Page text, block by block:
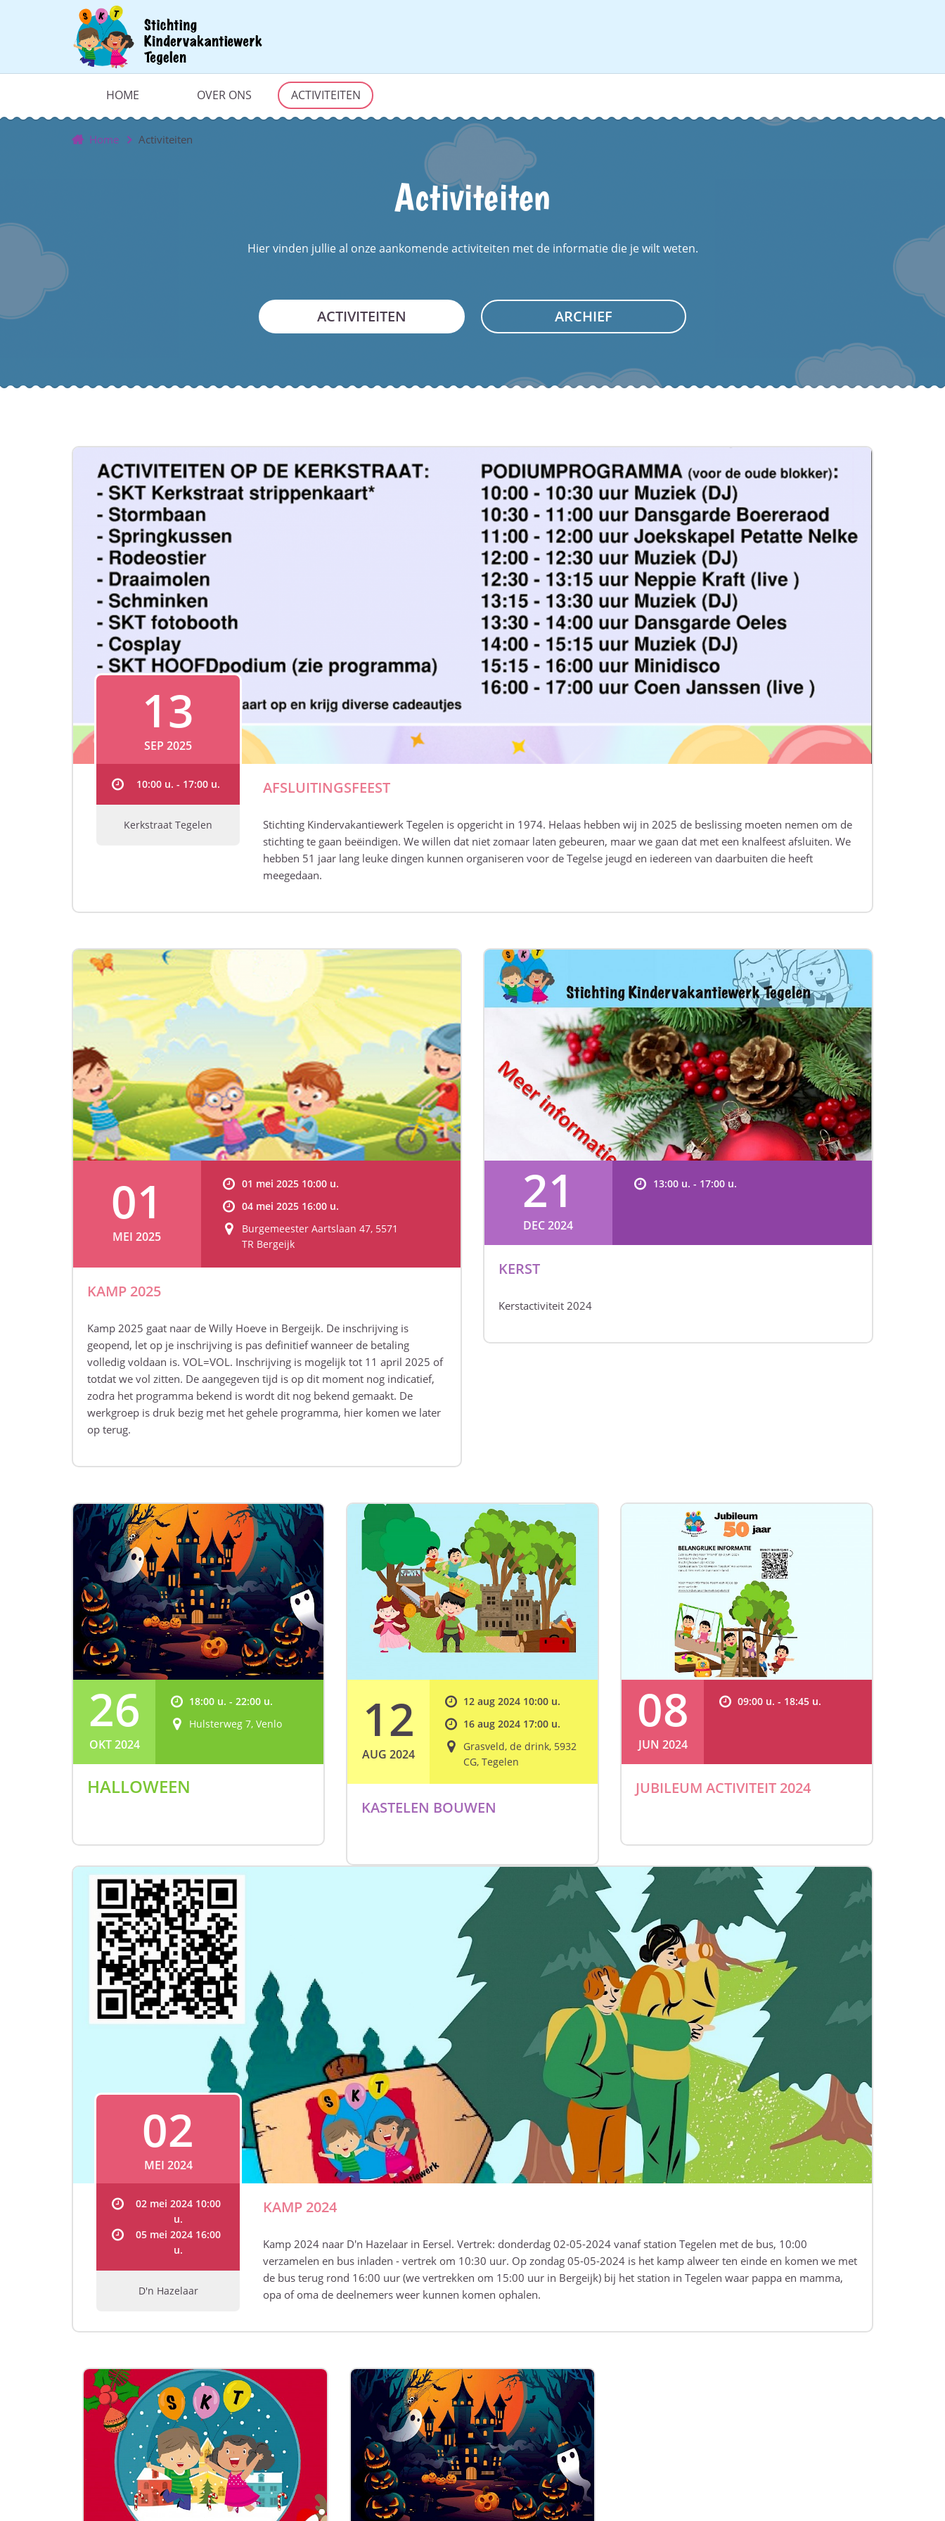
HOME OVER ONS ACTIVITEITEN
Home Activiteiten
Activiteiten
Hier vinden jullie al onze aankomende activiteiten met de informatie die je wilt weten.
ACTIVITEITEN ARCHIEF
13
SEP 2025
10:00 u. - 17:00 u.
Kerkstraat Tegelen
AFSLUITINGSFEEST
Stichting Kindervakantiewerk Tegelen is opgericht in 1974. Helaas hebben wij in 2025 de beslissing moeten nemen om de
stichting te gaan beëindigen. We willen dat niet zomaar laten gebeuren, maar we gaan dat met een knalfeest afsluiten. We
hebben 51 jaar lang leuke dingen kunnen organiseren voor de Tegelse jeugd en iedereen van daarbuiten die heeft
meegedaan.
01
MEI 2025
01 mei 2025 10:00 u.
04 mei 2025 16:00 u.
Burgemeester Aartslaan 47, 5571
TR Bergeijk
KAMP 2025
Kamp 2025 gaat naar de Willy Hoeve in Bergeijk. De inschrijving is
geopend, let op je inschrijving is pas definitief wanneer de betaling
volledig voldaan is. VOL=VOL. Inschrijving is mogelijk tot 11 april 2025 of
totdat we vol zitten. De aangegeven tijd is op dit moment nog indicatief,
zodra het programma bekend is wordt dit nog bekend gemaakt. De
werkgroep is druk bezig met het gehele programma, hier komen we later
op terug.
21
DEC 2024
13:00 u. - 17:00 u.
KERST
Kerstactiviteit 2024
26
OKT 2024
18:00 u. - 22:00 u.
Hulsterweg 7, Venlo
HALLOWEEN
12
AUG 2024
12 aug 2024 10:00 u.
16 aug 2024 17:00 u.
Grasveld, de drink, 5932
CG, Tegelen
KASTELEN BOUWEN
08
JUN 2024
09:00 u. - 18:45 u.
JUBILEUM ACTIVITEIT 2024
02
MEI 2024
02 mei 2024 10:00
u.
05 mei 2024 16:00
u.
D'n Hazelaar
KAMP 2024
Kamp 2024 naar D'n Hazelaar in Eersel. Vertrek: donderdag 02-05-2024 vanaf station Tegelen met de bus, 10:00
verzamelen en bus inladen - vertrek om 10:30 uur. Op zondag 05-05-2024 is het kamp alweer ten einde en komen we met
de bus terug rond 16:00 uur (we vertrekken om 15:00 uur in Bergeijk) bij het station in Tegelen waar pappa en mamma,
opa of oma de deelnemers weer kunnen komen ophalen.